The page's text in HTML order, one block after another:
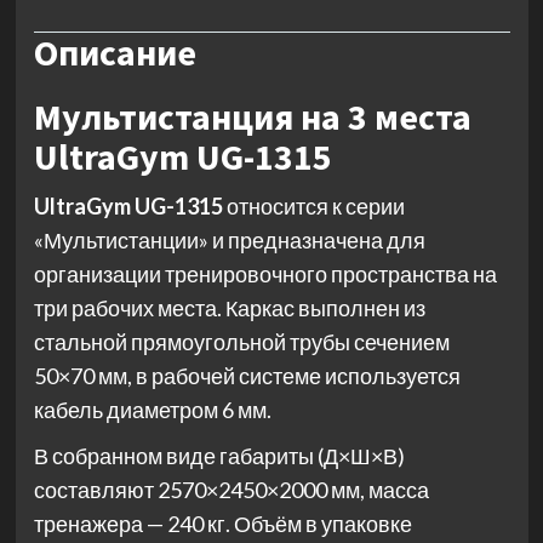
Описание
Мультистанция на 3 места
UltraGym UG-1315
UltraGym UG-1315относится к серии
«Мультистанции» и предназначена для
организации тренировочного пространства на
три рабочих места. Каркас выполнен из
стальной прямоугольной трубы сечением
50×70 мм, в рабочей системе используется
кабель диаметром 6 мм.
В собранном виде габариты (Д×Ш×В)
составляют 2570×2450×2000 мм, масса
тренажера — 240 кг. Объём в упаковке